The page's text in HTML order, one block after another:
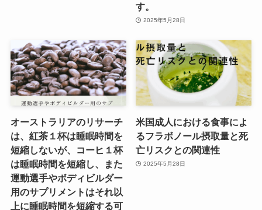
す。
2025年5月28日
オーストラリアのリサーチ
は、紅茶１杯は睡眠時間を
短縮しないが、コーヒ１杯
は睡眠時間を短縮し、また
運動選手やボディビルダー
用のサプリメントはそれ以
上に睡眠時間を短縮する可
米国成人における食事によ
るフラボノール摂取量と死
亡リスクとの関連性
2025年5月28日